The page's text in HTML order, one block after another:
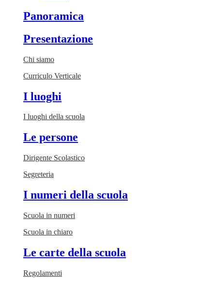
Panoramica
Presentazione
Chi siamo
Curriculo Verticale
I luoghi
I luoghi della scuola
Le persone
Dirigente Scolastico
Segreteria
I numeri della scuola
Scuola in numeri
Scuola in chiaro
Le carte della scuola
Regolamenti